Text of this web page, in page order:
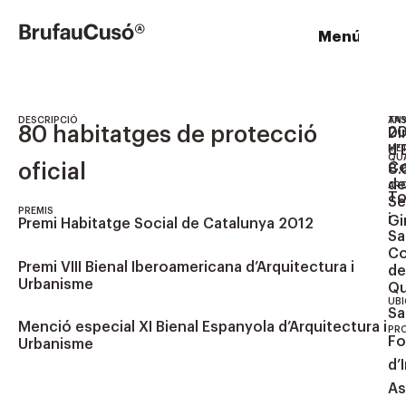
M enú
DESCRIPCIÓ
80 habitatges de protecció
oficial
PREMIS
Premi Habitatge Social de Catalunya 2012
Premi VIII Bienal Iberoamericana d’Arquitectura i
Urbanisme
Menció especial XI Bienal Espanyola d’Arquitectura i
Urbanisme
de
i
de